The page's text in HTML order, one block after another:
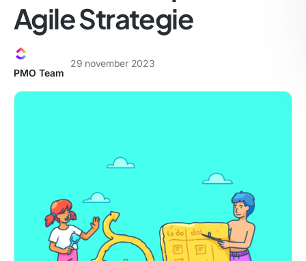
Agile Strategie
PMO Team
29 november 2023